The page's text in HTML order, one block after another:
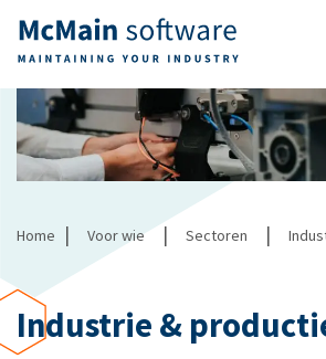
Home | Voor wie | Sectoren |
Industrie &